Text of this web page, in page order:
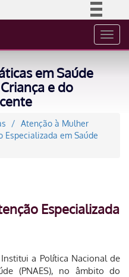
Acesso à informação
Canais
em Saúde
e do
Atenção à Mulher
Especializada em Saúde
Especializada
a Política Nacional de
(PNAES), no âmbito do